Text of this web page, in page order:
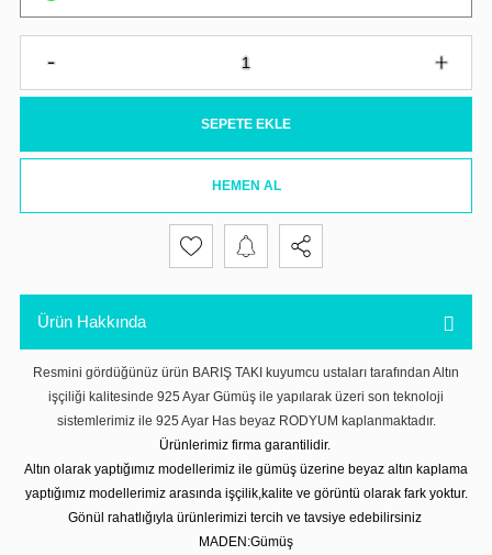
SEPETE EKLE
HEMEN AL
Ürün Hakkında
Resmini gördüğünüz ürün BARIŞ TAKI kuyumcu ustaları tarafından Altın
işçiliği kalitesinde 925 Ayar Gümüş ile yapılarak üzeri son teknoloji
sistemlerimiz ile 925 Ayar Has beyaz RODYUM kaplanmaktadır.
Ürünlerimiz firma garantilidir.
Altın olarak yaptığımız modellerimiz ile gümüş üzerine beyaz altın kaplama
yaptığımız modellerimiz arasında işçilik,kalite ve görüntü olarak fark yoktur.
Gönül rahatlığıyla ürünlerimizi tercih ve tavsiye edebilirsiniz
MADEN:Gümüş